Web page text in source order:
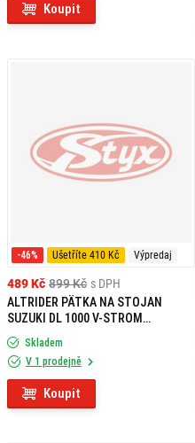
Koupit
-46% Ušetříte 410 Kč Výpredaj
899 Kč
489 Kč
s DPH
ALTRIDER PÄTKA NA STOJAN
SUZUKI DL 1000 V-STROM
STRIEBORNÁ
Skladem
V 1 prodejně
Koupit